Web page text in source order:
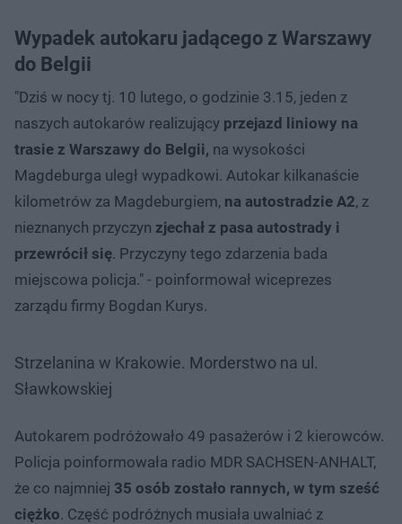
Wypadek autokaru jadącego z Warszawy
do Belgii
"Dziś w nocy tj. 10 lutego, o godzinie 3.15, jeden z
naszych autokarów realizujący przejazd liniowy na
trasie z Warszawy do Belgii, na wysokości
Magdeburga uległ wypadkowi. Autokar kilkanaście
kilometrów za Magdeburgiem, na autostradzie A2, z
nieznanych przyczyn zjechał z pasa autostrady i
przewrócił się. Przyczyny tego zdarzenia bada
miejscowa policja." - poinformował wiceprezes
zarządu firmy Bogdan Kurys.
Strzelanina w Krakowie. Morderstwo na ul.
Sławkowskiej
Autokarem podróżowało 49 pasażerów i 2 kierowców.
Policja poinformowała radio MDR SACHSEN-ANHALT,
że co najmniej 35 osób zostało rannych, w tym sześć
ciężko. Część podróżnych musiała uwalniać z